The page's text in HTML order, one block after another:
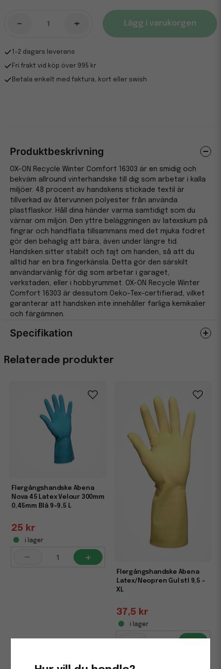
- + Lägg i varukorgen
1-2 dagars leverans
Fri frakt vid köp över 995 kr
Betala enkelt med faktura, kort eller swish
Relaterade produkter
Flergångshandske Abena
Nova 45 Latex Velour 300mm
0,45mm Blå 9-9,5 L
25 kr
i lager
- +
Flergångshandske Abena
Latex/Neopren Gul stl 9,5 -
XL
37,5 kr
i lager
- +
Produktbeskrivning
OX-ON Recycle Winter Comfort 16303 är en smidig och
bekväm allround vinterhandske till dig som arbetar i kalla
miljöer. 48 procent av handskens stickade textil är
tillverkad av återvunnen polyester från använda
plastflaskor. Håll dina händer varma samtidigt som du
värnar om miljön. Den yttre beläggningen av latexskum på
fingrar och handflata tillsammans med det mjuka fodret
gör den behaglig att bära, även under längre tid.
Handsken sitter stabilt och tajt om handen, så att du
alltid har en bra fingerkänsla. Detta gör den särskilt
användarvänlig för dig som arbetar i garaget,
verkstaden, eller i hobbyrummet. OX-ON Recycle Winter
Comfort 16303 är dessutom Oeko-Tex-certifierad, vilket
garanterar att handsken inte innehåller farliga kemikalier
och färgämnen.
Specifikation
Egenskaper